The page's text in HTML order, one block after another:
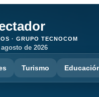
· GRUPO TECNOCOM
de 2026
Turismo